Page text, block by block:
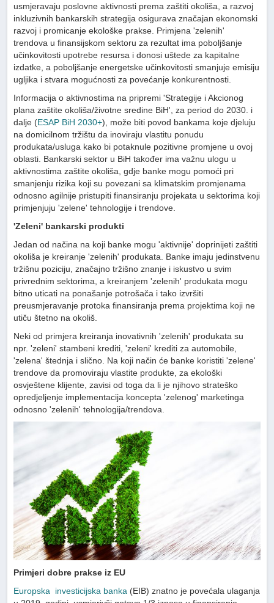
usmjeravaju poslovne aktivnosti prema zaštiti okoliša, a razvoj
inkluzivnih bankarskih strategija osigurava značajan ekonomski
razvoj i promicanje ekološke prakse. Primjena 'zelenih'
trendova u finansijskom sektoru za rezultat ima poboljšanje
učinkovitosti upotrebe resursa i donosi uštede za kapitalne
izdatke, a poboljšanje energetske učinkovitosti smanjuje emisiju
ugljika i stvara mogućnosti za povećanje konkurentnosti.
Informacija o aktivnostima na pripremi 'Strategije i Akcionog
plana zaštite okoliša/životne sredine BiH', za period do 2030. i
dalje (ESAP BiH 2030+), može biti povod bankama koje djeluju
na domicilnom tržištu da inoviraju vlastitu ponudu
produkata/usluga kako bi potaknule pozitivne promjene u ovoj
oblasti. Bankarski sektor u BiH također ima važnu ulogu u
aktivnostima zaštite okoliša, gdje banke mogu pomoći pri
smanjenju rizika koji su povezani sa klimatskim promjenama
odnosno agilnije pristupiti finansiranju projekata u sektorima koji
primjenjuju 'zelene' tehnologije i trendove.
'Zeleni' bankarski produkti
Jedan od načina na koji banke mogu 'aktivnije' doprinijeti zaštiti
okoliša je kreiranje 'zelenih' produkata. Banke imaju jedinstvenu
tržišnu poziciju, značajno tržišno znanje i iskustvo u svim
privrednim sektorima, a kreiranjem 'zelenih' produkata mogu
bitno uticati na ponašanje potrošača i tako izvršiti
preusmjeravanje protoka finansiranja prema projektima koji ne
utiču štetno na okoliš.
Neki od primjera kreiranja inovativnih 'zelenih' produkata su
npr. 'zeleni' stambeni krediti, 'zeleni' krediti za automobile,
'zelena' štednja i slično. Na koji način će banke koristiti 'zelene'
trendove da promoviraju vlastite produkte, za ekološki
osvještene klijente, zavisi od toga da li je njihovo strateško
opredjeljenje implementacija koncepta 'zelenog' marketinga
odnosno 'zelenih' tehnologija/trendova.
Primjeri dobre prakse iz EU
Europska investicijska banka (EIB) znatno je povećala ulaganja